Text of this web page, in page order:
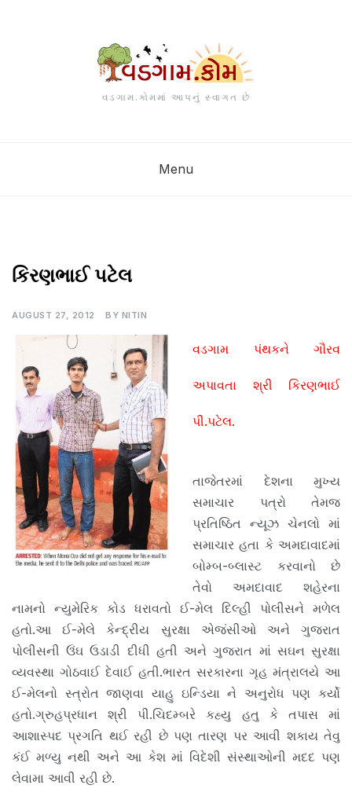
વડગામ.કોમમાં આપનું સ્વાગત છે
Menu
કિરણભાઈ પટેલ
AUGUST 27, 2012 BY NITIN
વડગામ પંથકને ગૌરવ
અપાવતા શ્રી કિરણભાઈ
પી.પટેલ.
તાજેતરમાં દેશના મુખ્ય
સમાચાર પત્રો તેમજ
પ્રતિષ્ઠિત ન્યૂઝ ચેનલો માં
સમાચાર હતા કે અમદાવાદમાં
બોમ્બ-બ્લાસ્ટ કરવાનો છે
તેવો અમદાવાદ શહેરના
નામનો ન્યુમેરિક કોડ ધરાવતો ઈ-મેલ દિલ્હી પોલીસને મળેલ
હતો.આ ઈ-મેલે કેન્દ્રીય સુરક્ષા એજંસીઓ અને ગુજરાત
પોલીસની ઉંઘ ઉડાડી દીધી હતી અને ગુજરાત માં સઘન સુરક્ષા
વ્યવસ્થા ગોઠવાઈ દેવાઈ હતી.ભારત સરકારના ગૃહ મંત્રાલયે આ
ઈ-મેલનો સ્ત્રોત જાણવા યાહુ ઇન્ડિયા ને અનુરોધ પણ કર્યો
હતો.ગ્રુહપ્રધાન શ્રી પી.ચિદમ્બરે કહ્યુ હતુ કે તપાસ માં
આશાસ્પદ પ્રગતિ થઈ રહી છે પણ તારણ પર આવી શકાય તેવુ
કંઈ મળ્યુ નથી અને આ કેશ માં વિદેશી સંસ્થાઓની મદદ પણ
લેવામા આવી રહી છે.